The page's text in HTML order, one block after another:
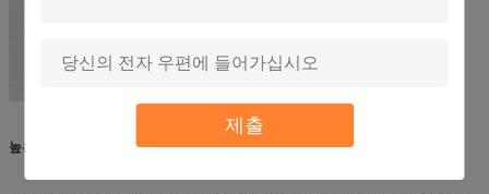
제출
높은 내구성 스위치 막